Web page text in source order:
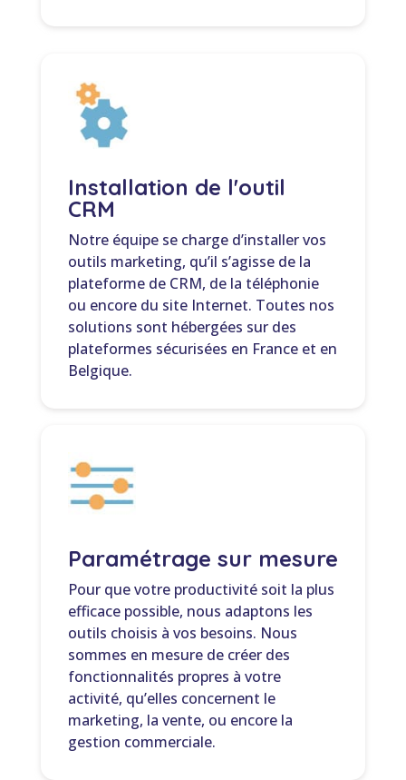
Installation de l'outil
CRM
Notre équipe se charge d’installer vos
outils marketing, qu’il s’agisse de la
plateforme de CRM, de la téléphonie
ou encore du site Internet. Toutes nos
solutions sont hébergées sur des
plateformes sécurisées en France et en
Belgique.
Paramétrage sur mesure
Pour que votre productivité soit la plus
efficace possible, nous adaptons les
outils choisis à vos besoins. Nous
sommes en mesure de créer des
fonctionnalités propres à votre
activité, qu’elles concernent le
marketing, la vente, ou encore la
gestion commerciale.